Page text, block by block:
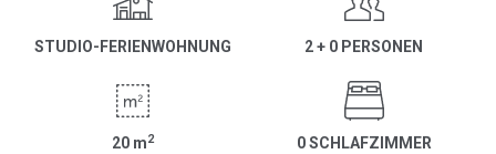
STUDIO-FERIENWOHNUNG 2 + 0 PERSONEN
20 m2 0 SCHLAFZIMMER